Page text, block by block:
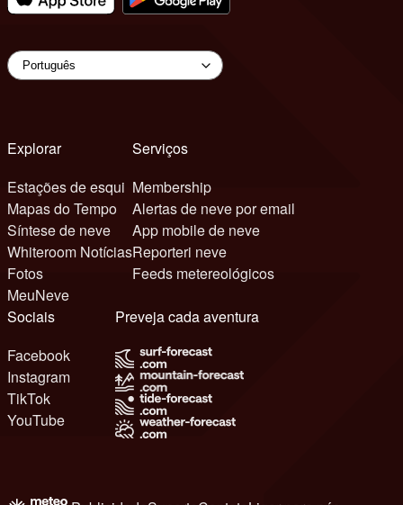
Explorar
Estações de esqui
Mapas do Tempo
Síntese de neve
Whiteroom Notícias
Fotos
MeuNeve
Serviços
Membership
Alertas de neve por email
App mobile de neve
Reporteri neve
Feeds metereológicos
Sociais
Facebook
Instagram
TikTok
YouTube
Preveja cada aventura